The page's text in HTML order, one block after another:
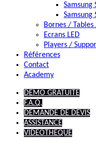
Samsung
Samsung
Bornes /
Ecrans LED
Players /
Références
Contact
Academy
DEMO GRATUITE
F.A.Q.
DEMANDE DE DEVIS
ASSISTANCE
VIDEOTHEQUE